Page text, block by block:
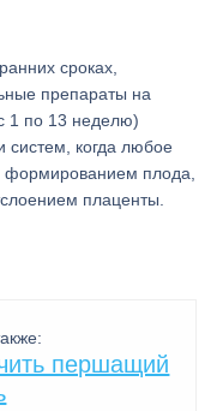
сроках,
препараты на
1 по 13 неделю)
систем, когда любое
формированием плода,
плаценты.
першащий